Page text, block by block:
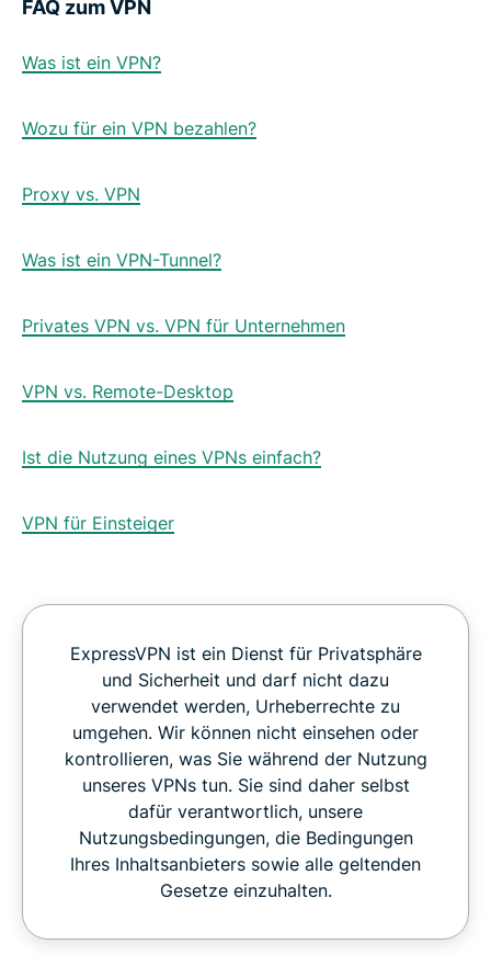
FAQ zum VPN
Was ist ein VPN?
Wozu für ein VPN bezahlen?
Proxy vs. VPN
Was ist ein VPN-Tunnel?
Privates VPN vs. VPN für Unternehmen
VPN vs. Remote-Desktop
Ist die Nutzung eines VPNs einfach?
VPN für Einsteiger
ExpressVPN ist ein Dienst für Privatsphäre
und Sicherheit und darf nicht dazu
verwendet werden, Urheberrechte zu
umgehen. Wir können nicht einsehen oder
kontrollieren, was Sie während der Nutzung
unseres VPNs tun. Sie sind daher selbst
dafür verantwortlich, unsere
Nutzungsbedingungen, die Bedingungen
Ihres Inhaltsanbieters sowie alle geltenden
Gesetze einzuhalten.